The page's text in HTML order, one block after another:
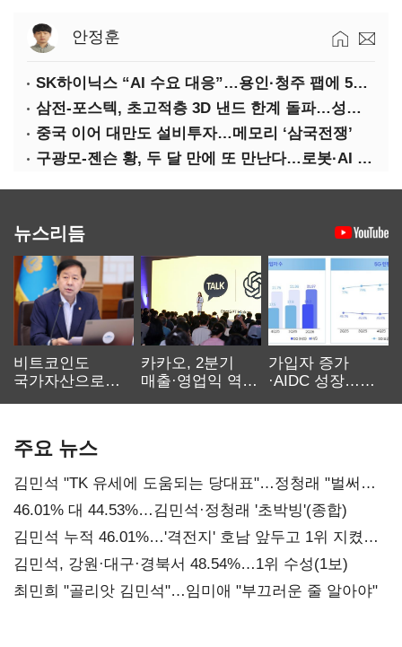
안정훈
SK하이닉스 “AI 수요 대응”…용인·청주 팹에 54조 투자
삼전-포스텍, 초고적층 3D 낸드 한계 돌파…성능·전력효율 개선
중국 이어 대만도 설비투자…메모리 ‘삼국전쟁’
구광모-젠슨 황, 두 달 만에 또 만난다…로봇·AI 등 논의
뉴스리듬
비트코인도
국가자산으로…'
카카오, 2분기
매출·영업익 역대
가입자 증가
·AIDC 성장…
주요 뉴스
김민석 "TK 유세에 도움되는 당대표"…정청래 "벌써
대표된 양 당직 배분"
46.01% 대 44.53%…김민석·정청래 '초박빙'(종합)
김민석 누적 46.01%…'격전지' 호남 앞두고 1위 지켰다
(2보)
김민석, 강원·대구·경북서 48.54%…1위 수성(1보)
최민희 "골리앗 김민석"…임미애 "부끄러운 줄 알아야"